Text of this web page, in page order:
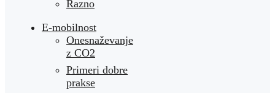
Razno
E-mobilnost
Onesnaževanje
z CO2
Primeri dobre
prakse